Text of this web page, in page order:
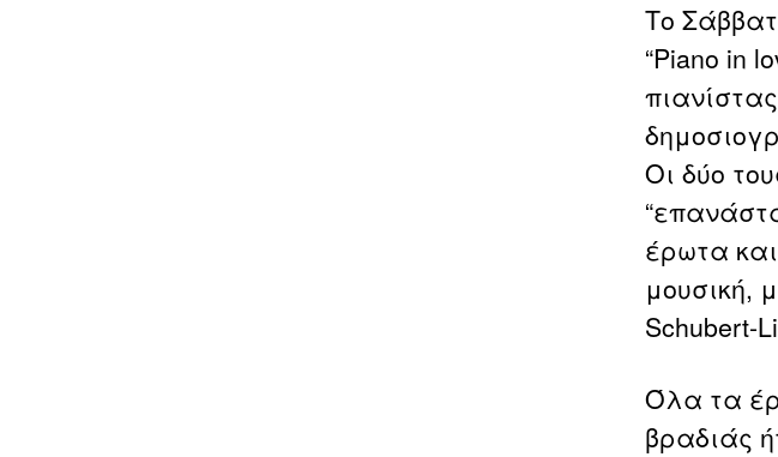
Το
“Piano in
Οι δύο
έρωτα
μουσική,
Schubert-
Όλα τα
βραδιάς